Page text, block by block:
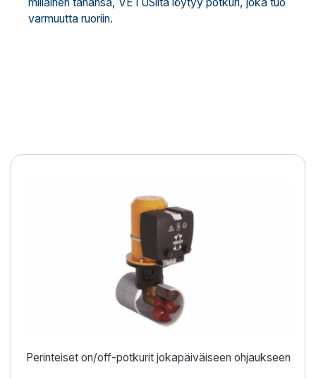
millainen tahansa, VETUSilta löytyy potkuri, joka tuo
varmuutta ruoriin.
Perinteiset on/off-potkurit jokapäiväiseen ohjaukseen